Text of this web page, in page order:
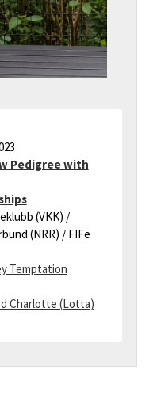
Pedigree with
(VKK) /
(NRR) / FIFe
Temptation
Charlotte (Lotta)